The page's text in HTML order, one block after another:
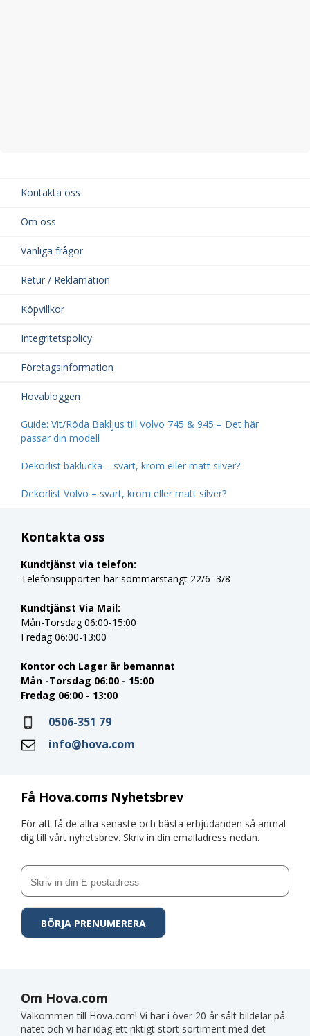
Kontakta oss
Om oss
Vanliga frågor
Retur / Reklamation
Köpvillkor
Integritetspolicy
Företagsinformation
Hovabloggen
Guide: Vit/Röda Bakljus till Volvo 745 & 945 – Det här
passar din modell
Dekorlist baklucka – svart, krom eller matt silver?
Dekorlist Volvo – svart, krom eller matt silver?
Få Hova.coms Nyhetsbrev
För att få de allra senaste och bästa erbjudanden så anmäl
dig till vårt nyhetsbrev. Skriv in din emailadress nedan.
Kontakta oss
Kundtjänst via telefon:
Telefonsupporten har sommarstängt 22/6–3/8
Kundtjänst Via Mail:
Mån-Torsdag 06:00-15:00
Fredag 06:00-13:00
Kontor och Lager är bemannat
Mån -Torsdag 06:00 - 15:00
Fredag 06:00 - 13:00
0506-351 79
info@hova.com
Om Hova.com
Välkommen till Hova.com! Vi har i över 20 år sålt bildelar på
nätet och vi har idag ett riktigt stort sortiment med det